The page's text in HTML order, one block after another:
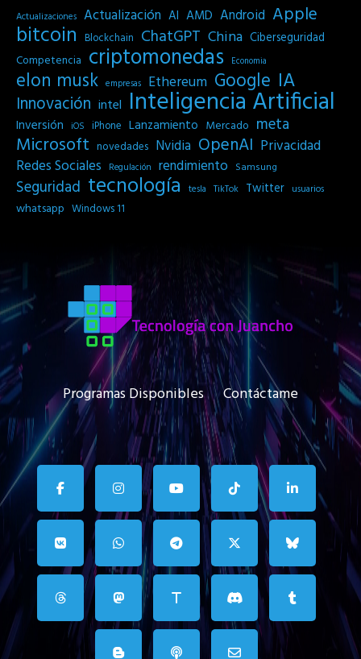
Actualizaciones Actualización AI AMD Android Apple
bitcoin Blockchain ChatGPT China Ciberseguridad
Competencia criptomonedas Economia
elon musk empresas Ethereum Google IA
Innovación intel Inteligencia Artificial
Inversión iOS iPhone Lanzamiento Mercado meta
Microsoft novedades Nvidia OpenAI Privacidad
Redes Sociales
Regulación rendimiento Samsung
Seguridad tecnología tesla TikTok Twitter usuarios
whatsapp Windows 11
Programas Disponibles Contáctame